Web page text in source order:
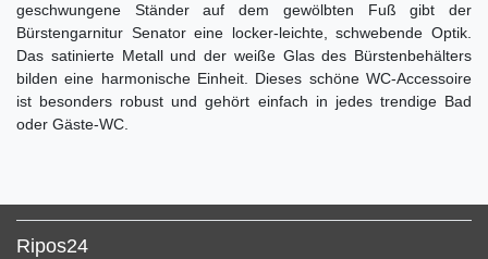
geschwungene Ständer auf dem gewölbten Fuß gibt der
Bürstengarnitur Senator eine locker-leichte, schwebende Optik.
Das satinierte Metall und der weiße Glas des Bürstenbehälters
bilden eine harmonische Einheit. Dieses schöne WC-Accessoire
ist besonders robust und gehört einfach in jedes trendige Bad
oder Gäste-WC.
Ripos24